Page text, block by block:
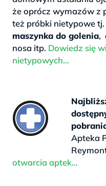
że oprócz wymazów z
też próbki nietypowe tj.
maszynka do golenia,
nosa itp. Dowiedz się
nietypowych…
Apteka
otwarcia aptek…